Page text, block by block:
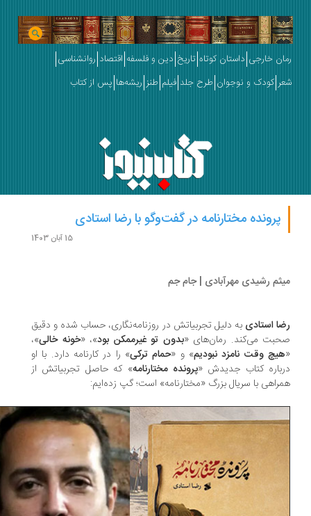
خارجی داستان کوتاه تاریخ دین و فلسفه اقتصاد روانشناسی
کودک و نوجوان طرح جلد فیلم طنز ریشه‌ها پس از کتاب
پرونده مختارنامه در گفت‌وگو با رضا استادی
رشیدی مهرآبادی | جام جم
استادیبه دلیل تجربیاتش در روزنامه‌نگاری، حساب شده و دقیق
می‌کند. رمان‌های «بدون تو غیر‌ممکن بود»، «خونه خالی»،
وقت نامزد نبودیم » و «حمام ترکی» را در کارنامه دارد. با او
کتاب جدیدش «پرونده مختارنامه» که حاصل تجربیاتش از
با سریال بزرگ «مختارنامه» است؛ گپ زده‌ایم: